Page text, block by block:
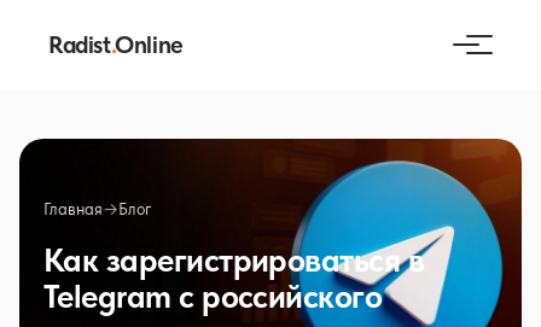
Radist.Online
Главная→Блог
Как зарегистрироваться в
Telegram с российского